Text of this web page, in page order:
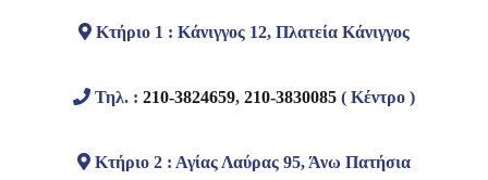
Κτήριο 1 : Κάνιγγος 12, Πλατεία Κάνιγγος
Τηλ. : 210-3824659, 210-3830085 ( Κέντρο )
Κτήριο 2 : Αγίας Λαύρας 95, Άνω Πατήσια